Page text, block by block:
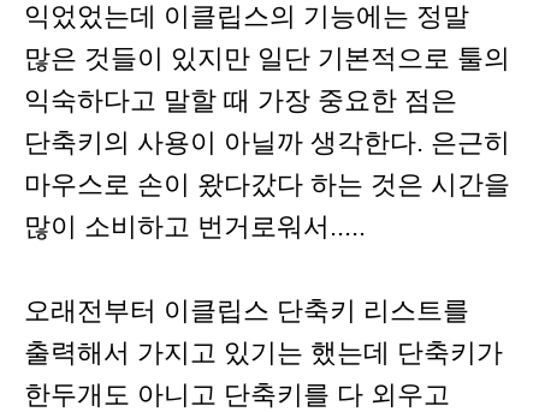
익었었는데 이클립스의 기능에는 정말
많은 것들이 있지만 일단 기본적으로 툴의
익숙하다고 말할 때 가장 중요한 점은
단축키의 사용이 아닐까 생각한다. 은근히
마우스로 손이 왔다갔다 하는 것은 시간을
많이 소비하고 번거로워서.....
오래전부터 이클립스 단축키 리스트를
출력해서 가지고 있기는 했는데 단축키가
한두개도 아니고 단축키를 다 외우고